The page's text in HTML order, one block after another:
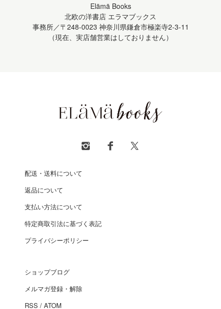
Elämä Books
北欧の洋書店 エラマブックス
事務所／〒248-0023 神奈川県鎌倉市極楽寺2-3-11
（現在、実店舗営業はしておりません）
配送・送料について
返品について
支払い方法について
特定商取引法に基づく表記
プライバシーポリシー
ショップブログ
メルマガ登録・解除
RSS / ATOM